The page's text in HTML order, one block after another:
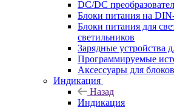
DC/DC
Блоки питания на
Блоки питания для
светильников
Зарядные устройства
Программируемые
Аксессуары для
Индикация
Назад
Индикация